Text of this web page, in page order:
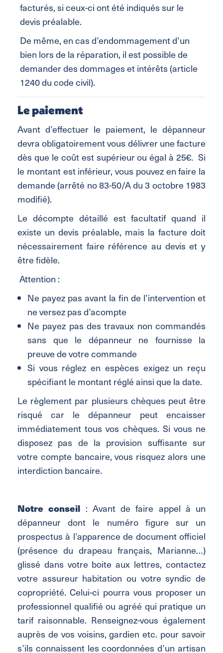
facturés, si ceux-ci ont été indiqués sur le
devis préalable.
De même, en cas d’endommagement d’un
bien lors de la réparation, il est possible de
demander des dommages et intérêts (article
1240 du code civil).
Le paiement
Avant d’effectuer le paiement, le dépanneur
devra obligatoirement vous délivrer une facture
dès que le coût est supérieur ou égal à 25€. Si
le montant est inférieur, vous pouvez en faire la
demande (arrêté no 83-50/A du 3 octobre 1983
modifié).
Le décompte détaillé est facultatif quand il
existe un devis préalable, mais la facture doit
nécessairement faire référence au devis et y
être fidèle.
Attention :
Ne payez pas avant la fin de l’intervention et
ne versez pas d’acompte
Ne payez pas des travaux non commandés
sans que le dépanneur ne fournisse la
preuve de votre commande
Si vous réglez en espèces exigez un reçu
spécifiant le montant réglé ainsi que la date.
Le règlement par plusieurs chèques peut être
risqué car le dépanneur peut encaisser
immédiatement tous vos chèques. Si vous ne
disposez pas de la provision suffisante sur
votre compte bancaire, vous risquez alors une
interdiction bancaire.
Notre conseil : Avant de faire appel à un
dépanneur dont le numéro figure sur un
prospectus à l’apparence de document officiel
(présence du drapeau français, Marianne…)
glissé dans votre boite aux lettres, contactez
votre assureur habitation ou votre syndic de
copropriété. Celui-ci pourra vous proposer un
professionnel qualifié ou agréé qui pratique un
tarif raisonnable. Renseignez-vous également
auprès de vos voisins, gardien etc. pour savoir
s’ils connaissent les coordonnées d’un artisan